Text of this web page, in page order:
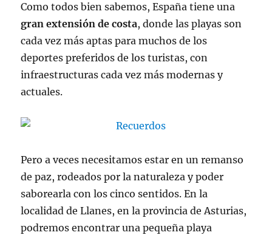
Como todos bien sabemos, España tiene una
gran extensión de costa, donde las playas son
cada vez más aptas para muchos de los
deportes preferidos de los turistas, con
infraestructuras cada vez más modernas y
actuales.
Pero a veces necesitamos estar en un remanso
de paz, rodeados por la naturaleza y poder
saborearla con los cinco sentidos. En la
localidad de Llanes, en la provincia de Asturias,
podremos encontrar una pequeña playa